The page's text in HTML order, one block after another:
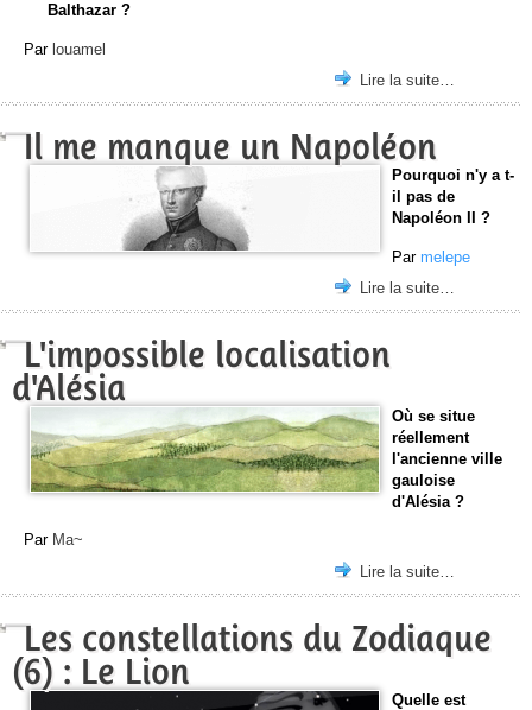
Balthazar ?
Par louamel
Lire la suite…
Il me manque un Napoléon
Pourquoi n'y a t-
il pas de
Napoléon II ?
Par melepe
Lire la suite…
L'impossible localisation
d'Alésia
Où se situe
réellement
l'ancienne ville
gauloise
d'Alésia ?
Par Ma~
Lire la suite…
Les constellations du Zodiaque
(6) : Le Lion
Quelle est